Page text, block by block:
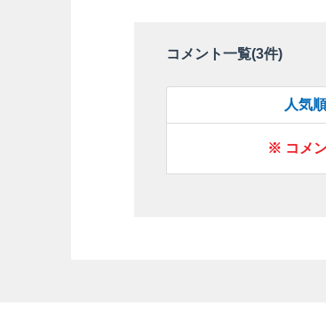
コメント一覧(3件)
人気順
※ コメ